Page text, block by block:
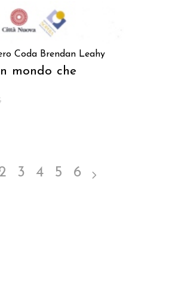
Coda Brendan Leahy
mondo che
3 4 5 6